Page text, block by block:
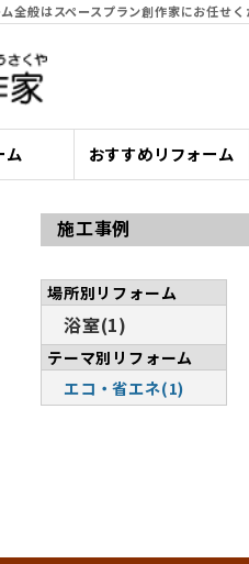
全般はスペースプラン創作家にお任せく
ム おすすめリフォーム
施工事例
場所別リフォーム
浴室(1)
テーマ別リフォーム
エコ・省エネ(1)